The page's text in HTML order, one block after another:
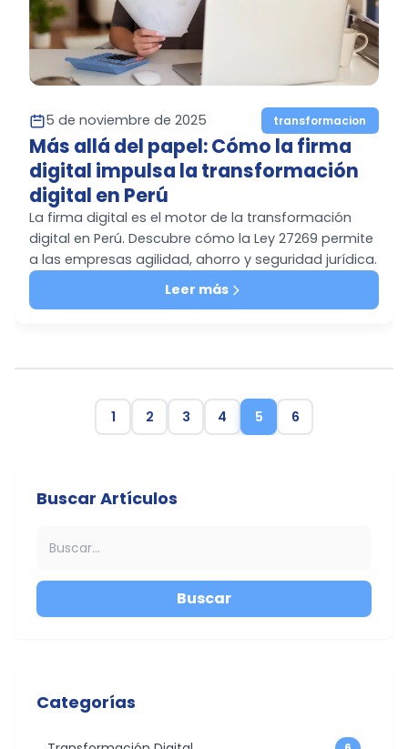
5 de noviembre de 2025 transformacion
Más allá del papel: Cómo la firma
digital impulsa la transformación
digital en Perú
La firma digital es el motor de la transformación
digital en Perú. Descubre cómo la Ley 27269 permite
a las empresas agilidad, ahorro y seguridad jurídica.
Leer más
1 2 3 4 5 6
Buscar Artículos
Buscar
Categorías